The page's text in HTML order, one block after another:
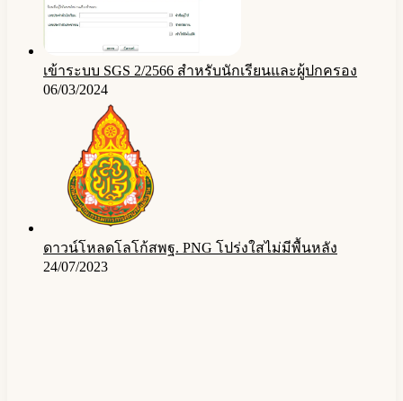
เข้าระบบ SGS 2/2566 สำหรับนักเรียนและผู้ปกครอง
06/03/2024
ดาวน์โหลดโลโก้สพฐ. PNG โปร่งใสไม่มีพื้นหลัง
24/07/2023